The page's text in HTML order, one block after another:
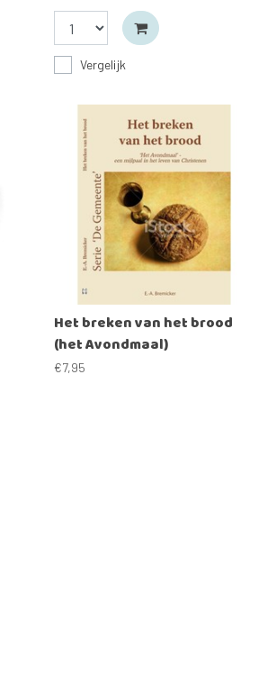
Vergelijk
Het breken van het brood
(het Avondmaal)
€7,95